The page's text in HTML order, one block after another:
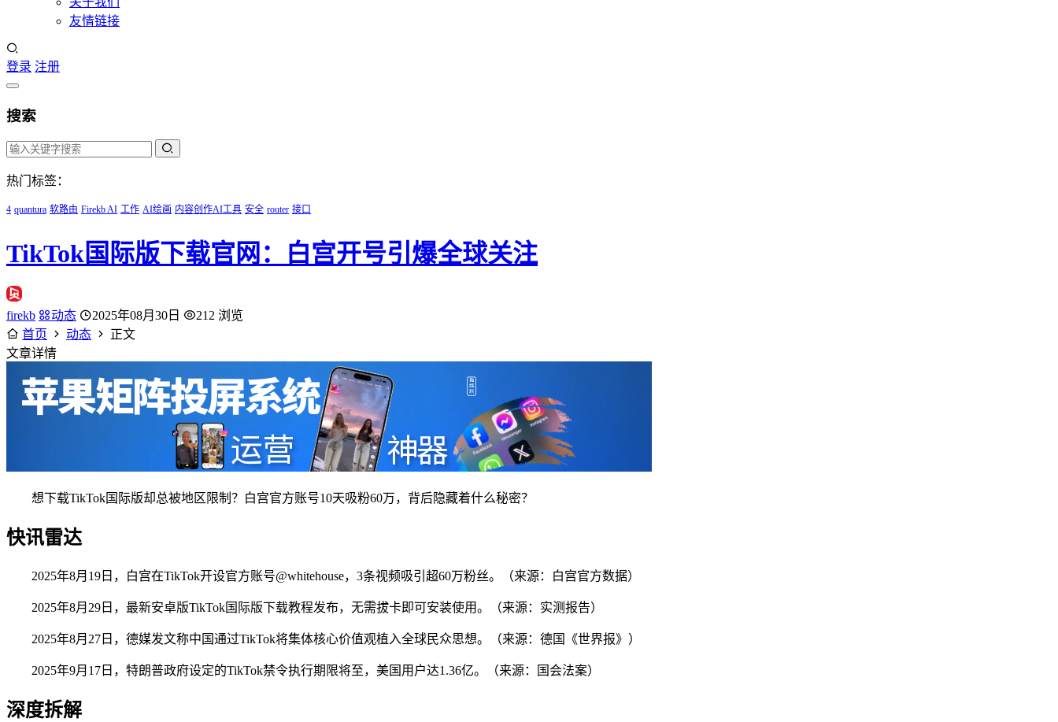
友情链接
登录 注册
搜索
热门标签：
4 quantura 软路由 Firekb AI 工作 AI绘画 内容创作AI工具 安全 router 接口
TikTok国际版下载官网：白宫开号引爆全球关注
firekb 动态 2025年08月30日
212 浏览
首页
动态
正文
文章详情
想下载TikTok国际版却总被地区限制？白宫官方账号10天吸粉60万，背后隐藏着什么秘密？
快讯雷达
2025年8月19日，白宫在TikTok开设官方账号@whitehouse，3条视频吸引超60万粉丝。（来源：白宫官方数据）
2025年8月29日，最新安卓版TikTok国际版下载教程发布，无需拔卡即可安装使用。（来源：实测报告）
2025年8月27日，德媒发文称中国通过TikTok将集体核心价值观植入全球民众思想。（来源：德国《世界报》）
2025年9月17日，特朗普政府设定的TikTok禁令执行期限将至，美国用户达1.36亿。（来源：国会法案）
深度拆解